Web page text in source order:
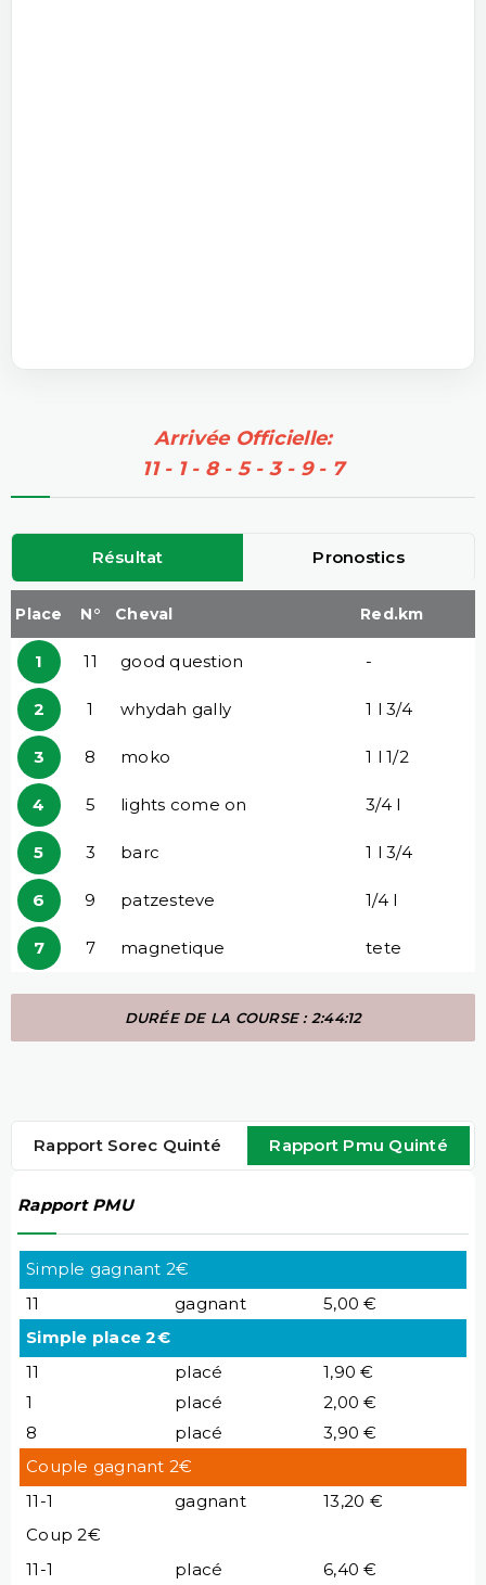
Arrivée Officielle:
11 - 1 - 8 - 5 - 3 - 9 - 7
Résultat Pronostics
Place N° Cheval Red.km
1 11 good question -
2 1 whydah gally 1 l 3/4
3 8 moko 1 l 1/2
4 5 lights come on 3/4 l
5 3 barc 1 l 3/4
6 9 patzesteve 1/4 l
7 7 magnetique tete
DURÉE DE LA COURSE : 2:44:12
Rapport Sorec Quinté Rapport Pmu Quinté
Rapport PMU
Simple gagnant 2€
11
gagnant
5,00 €
Simple place 2€
11
placé
1,90 €
1
placé
2,00 €
8
placé
3,90 €
Couple gagnant 2€
11-1
gagnant
13,20 €
Coup 2€
11-1
placé 6,40 €